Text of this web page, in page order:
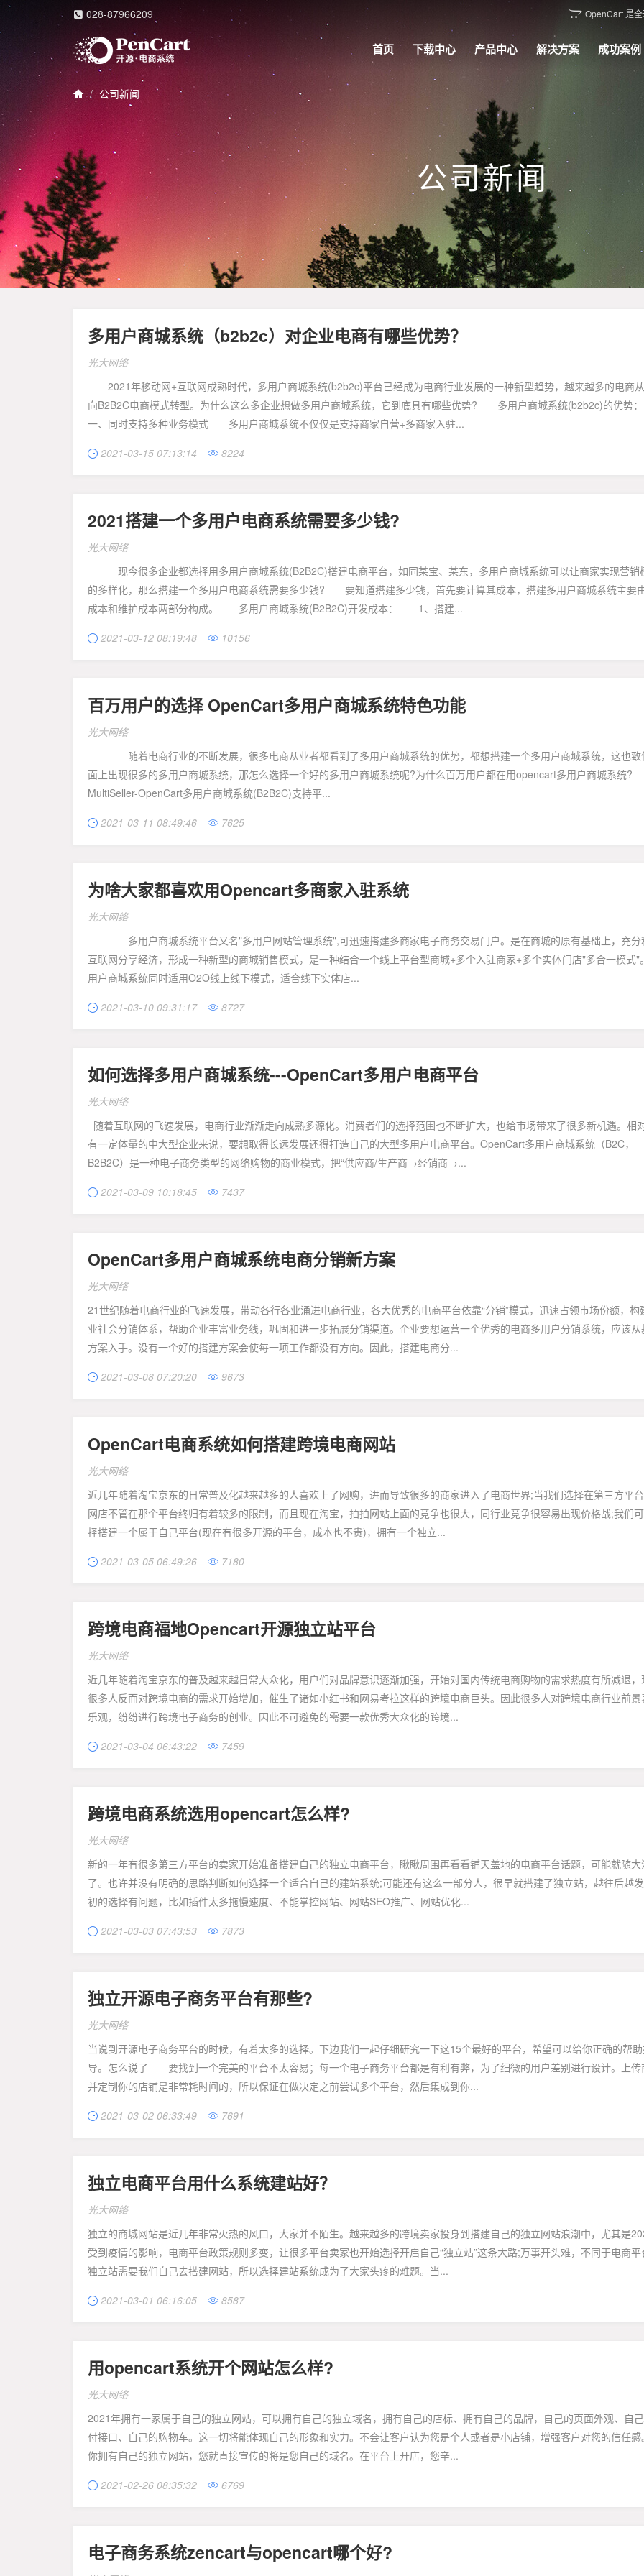
 028-87966209  OpenCart 是
首页 下载中心 产品中心 解决方案 成功案例
公司新闻
 公司新闻
多用户商城系统（b2b2c）对企业电商有哪些优势？
光大网络
2021年移动网+互联网成熟时代，多用户商城系统(b2b2c)平台已经成为电商行业发展的一种新型趋势，越来越多的电商
向B2B2C电商模式转型。为什么这么多企业想做多用户商城系统，它到底具有哪些优势? 多用户商城系统(b2b2c)的优
一、同时支持多种业务模式 多用户商城系统不仅仅是支持商家自营+多商家入驻...
 2021-03-15 07:13:14  8224
2021搭建一个多用户电商系统需要多少钱?
光大网络
现今很多企业都选择用多用户商城系统(B2B2C)搭建电商平台，如同某宝、某东，多用户商城系统可以让商家实现营销
的多样化，那么搭建一个多用户电商系统需要多少钱? 要知道搭建多少钱，首先要计算其成本，搭建多用户商城系统主要
成本和维护成本两部分构成。 多用户商城系统(B2B2C)开发成本： 1、搭建...
 2021-03-12 08:19:48  10156
百万用户的选择 OpenCart多用户商城系统特色功能
光大网络
随着电商行业的不断发展，很多电商从业者都看到了多用户商城系统的优势，都想搭建一个多用户商城系统，这也致
面上出现很多的多用户商城系统，那怎么选择一个好的多用户商城系统呢?为什么百万用户都在用opencart多用户商城系
MultiSeller-OpenCart多用户商城系统(B2B2C)支持平...
 2021-03-11 08:49:46  7625
为啥大家都喜欢用Opencart多商家入驻系统
光大网络
多用户商城系统平台又名"多用户网站管理系统",可迅速搭建多商家电子商务交易门户。是在商城的原有基础上，充分
互联网分享经济，形成一种新型的商城销售模式，是一种结合一个线上平台型商城+多个入驻商家+多个实体门店"多合一模式"
用户商城系统同时适用O2O线上线下模式，适合线下实体店...
 2021-03-10 09:31:17  8727
如何选择多用户商城系统---OpenCart多用户电商平台
光大网络
随着互联网的飞速发展，电商行业渐渐走向成熟多源化。消费者们的选择范围也不断扩大，也给市场带来了很多新机遇。相
有一定体量的中大型企业来说，要想取得长远发展还得打造自己的大型多用户电商平台。OpenCart多用户商城系统（B2C，
B2B2C）是一种电子商务类型的网络购物的商业模式，把“供应商/生产商→经销商→...
 2021-03-09 10:18:45  7437
OpenCart多用户商城系统电商分销新方案
光大网络
21世纪随着电商行业的飞速发展，带动各行各业涌进电商行业，各大优秀的电商平台依靠“分销”模式，迅速占领市场份额，构
业社会分销体系，帮助企业丰富业务线，巩固和进一步拓展分销渠道。企业要想运营一个优秀的电商多用户分销系统，应该从
方案入手。没有一个好的搭建方案会使每一项工作都没有方向。因此，搭建电商分...
 2021-03-08 07:20:20  9673
OpenCart电商系统如何搭建跨境电商网站
光大网络
近几年随着淘宝京东的日常普及化越来越多的人喜欢上了网购，进而导致很多的商家进入了电商世界;当我们选择在第三方平
网店不管在那个平台终归有着较多的限制，而且现在淘宝，拍拍网站上面的竞争也很大，同行业竞争很容易出现价格战;我们
择搭建一个属于自己平台(现在有很多开源的平台，成本也不贵)，拥有一个独立...
 2021-03-05 06:49:26  7180
跨境电商福地Opencart开源独立站平台
光大网络
近几年随着淘宝京东的普及越来越日常大众化，用户们对品牌意识逐渐加强，开始对国内传统电商购物的需求热度有所减退，
很多人反而对跨境电商的需求开始增加，催生了诸如小红书和网易考拉这样的跨境电商巨头。因此很多人对跨境电商行业前景
乐观，纷纷进行跨境电子商务的创业。因此不可避免的需要一款优秀大众化的跨境...
 2021-03-04 06:43:22  7459
跨境电商系统选用opencart怎么样?
光大网络
新的一年有很多第三方平台的卖家开始准备搭建自己的独立电商平台，瞅瞅周围再看看铺天盖地的电商平台话题，可能就随大
了。也许并没有明确的思路判断如何选择一个适合自己的建站系统;可能还有这么一部分人，很早就搭建了独立站，越往后越
初的选择有问题，比如插件太多拖慢速度、不能掌控网站、网站SEO推广、网站优化...
 2021-03-03 07:43:53  7873
独立开源电子商务平台有那些?
光大网络
当说到开源电子商务平台的时候，有着太多的选择。下边我们一起仔细研究一下这15个最好的平台，希望可以给你正确的帮
导。怎么说了——要找到一个完美的平台不太容易；每一个电子商务平台都是有利有弊，为了细微的用户差别进行设计。上传
并定制你的店铺是非常耗时间的，所以保证在做决定之前尝试多个平台，然后集成到你...
 2021-03-02 06:33:49  7691
独立电商平台用什么系统建站好？
光大网络
独立的商城网站是近几年非常火热的风口，大家并不陌生。越来越多的跨境卖家投身到搭建自己的独立网站浪潮中，尤其是
受到疫情的影响，电商平台政策规则多变，让很多平台卖家也开始选择开启自己“独立站”这条大路;万事开头难，不同于电商平
独立站需要我们自己去搭建网站，所以选择建站系统成为了大家头疼的难题。当...
 2021-03-01 06:16:05  8587
用opencart系统开个网站怎么样?
光大网络
2021年拥有一家属于自己的独立网站，可以拥有自己的独立域名，拥有自己的店标、拥有自己的品牌，自己的页面外观、自
付接口、自己的购物车。这一切将能体现自己的形象和实力。不会让客户认为您是个人或者是小店铺，增强客户对您的信任感
你拥有自己的独立网站，您就直接宣传的将是您自己的域名。在平台上开店，您辛...
 2021-02-26 08:35:32  6769
电子商务系统zencart与opencart哪个好?